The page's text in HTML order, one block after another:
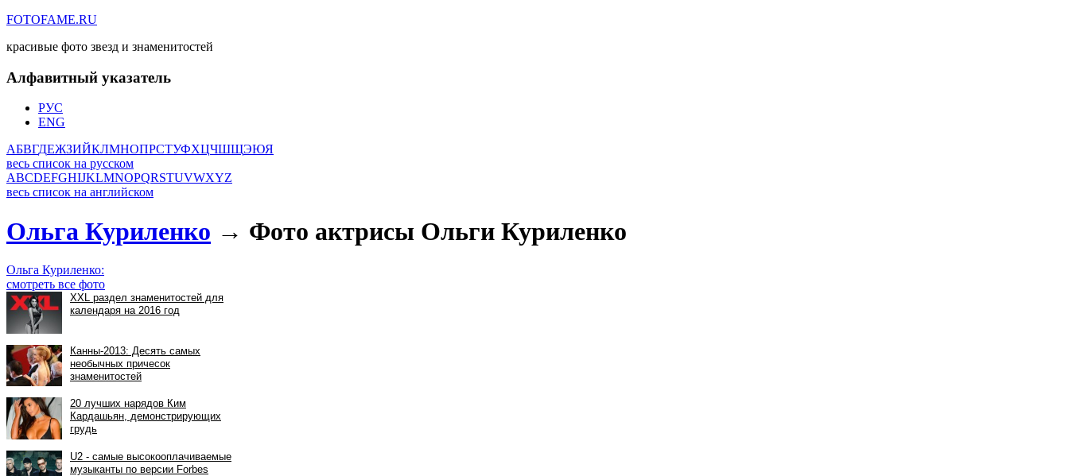
FOTOFAME.RU
красивые фото звезд и знаменитостей
Алфавитный указатель
РУС
ENG
АБВГДЕЖЗИЙКЛМНОПРСТУФХЦЧШЩЭЮЯ
весь список на русском
ABCDEFGHIJKLMNOPQRSTUVWXYZ
весь список на английском
Ольга Куриленко → Фото актрисы Ольги Куриленко
Ольга Куриленко:
смотреть все фото